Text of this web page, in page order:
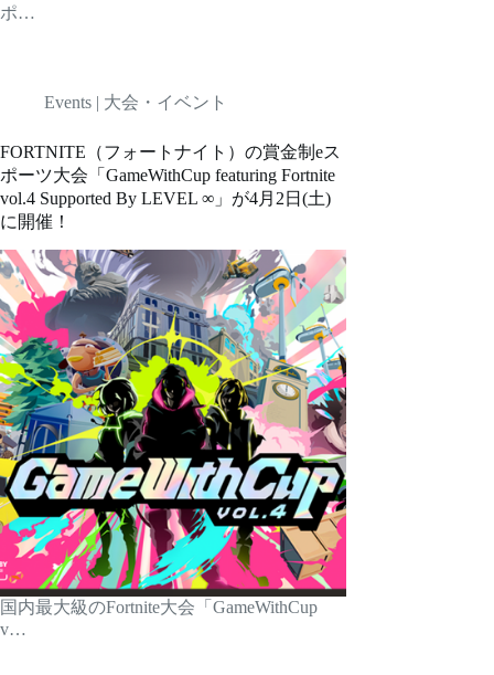
ポ…
Events | 大会・イベント
FORTNITE（フォートナイト）の賞金制eス
ポーツ大会「GameWithCup featuring Fortnite
vol.4 Supported By LEVEL ∞」が4月2日(土)
に開催！
国内最大級のFortnite大会「GameWithCup
v…